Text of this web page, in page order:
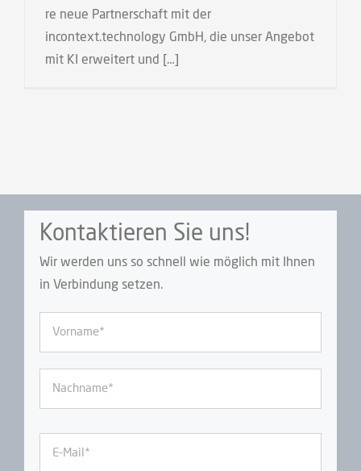
re neue Part­ner­schaft mit der
incontext.technology GmbH, die unser Ange­bot
mit KI erwei­tert und […]
Kontaktieren Sie uns!
Wir wer­den uns so schnell wie mög­lich mit Ihnen
in Ver­bin­dung setzen.